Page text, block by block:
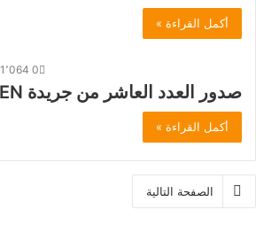
أكمل القراءة »
01٬064
صدور العدد العاشر من جريدة NÛJEN التجديد
أكمل القراءة »
الصفحة التالية